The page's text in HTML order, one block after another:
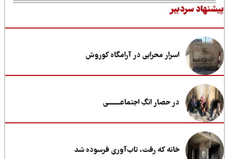
محرابی در آرامگاه کوروش
حصار انگِ اجتماعــــــــی
که رفت، تاب‌آوری فرسوده شد